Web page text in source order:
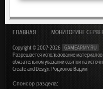
ГЛАВНАЯ МОНИТОРИНГ
Copyright © 2007-2026
GAMEARMY.RU
Разрешается использование
обязательном указании ссылки на
Create and Design: Родионов Вадим
Спонсор раздела: